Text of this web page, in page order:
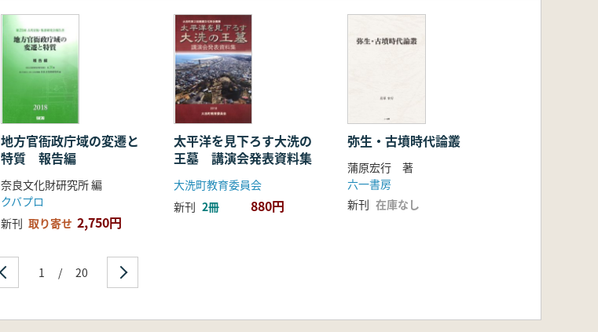
地方官衙政庁域の変遷と
特質 報告編
奈良文化財研究所 編
クバプロ
新刊 取り寄せ 2,750円
太平洋を見下ろす大洗の
王墓 講演会発表資料集
大洗町教育委員会
新刊 2冊 880円
弥生・古墳時代論叢
蒲原宏行 著
六一書房
新刊 在庫なし
1 / 20